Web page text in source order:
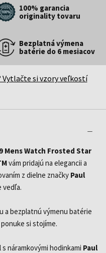
100% garancia
originality tovaru
Bezplatná výmena
batérie do 6 mesiacov
Vytlačte si vzory veľkostí
Mens Watch Frosted Star
vám pridajú na elegancii a
z dielne značky Paul
vedľa.
a bezplatnú výmenu batérie
si stojíme.
náramkovými hodinkami Paul